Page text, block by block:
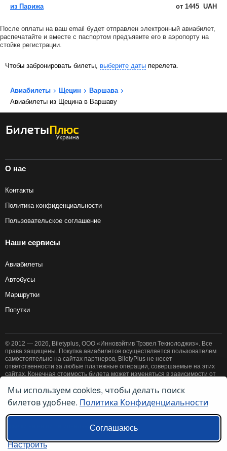
из Парижа от 1445 UAH
После оплаты на ваш email будет отправлен электронный авиабилет,
распечатайте и вместе с паспортом предъявите его в аэропорту на
стойке регистрации.
Чтобы забронировать билеты, выберите даты перелета.
Авиабилеты Щецин
Варшава
Авиабилеты из Щецина в Варшаву
О нас
Контакты
Политика конфиденциальности
Пользовательское соглашение
Наши сервисы
Авиабилеты
Автобусы
Маршрутки
Попутки
© 2012 — 2026, Biletyplus, ООО «Инновэйтив Трэвел Текнолоджиз». Все
права защищены. Покупка авиабилетов осуществляется пользователем
самостоятельно на сайтах партнеров, BiletyPlus не несет
ответственности за любые платежные операции, совершаемые на этих
сайтах. Конечная стоимость билета может изменяться в зависимости от
принятие правилпользовательского соглашенияи политики
конфиденциальности
Ссылки на наши региональные сайты:
Мы используем cookies, чтобы делать поиск
билетов удобнее. Политика Конфиденциальности
Соглашаюсь
Настроить